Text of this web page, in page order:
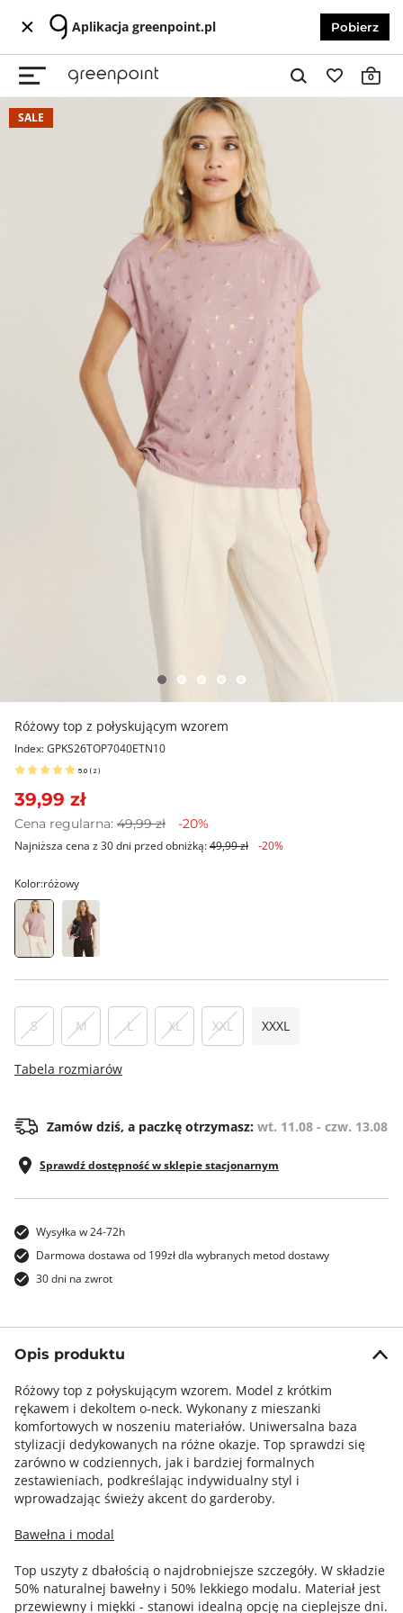
Aplikacja greenpoint.pl Pobierz
0
SALE
Różowy top z połyskującym wzorem
Index: GPKS26TOP7040ETN10
5.0 ( 2 )
39,99 zł
Cena regularna: 49,99 zł -20%
Najniższa cena z 30 dni przed obniżką:49,99 zł -20%
Kolor:różowy
S M .L XL XXL XXXL
Tabela rozmiarów
Zamów dziś, a paczkę otrzymasz: wt. 11.08 - czw. 13.08
Sprawdź dostępność w sklepie stacjonarnym
Wysyłka w 24-72h
Darmowa dostawa od 199zł dla wybranych metod dostawy
30 dni na zwrot
Opis produktu
Różowy top z połyskującym wzorem. Model z krótkim
rękawem i dekoltem o-neck. Wykonany z mieszanki
komfortowych w noszeniu materiałów. Uniwersalna baza
stylizacji dedykowanych na różne okazje. Top sprawdzi się
zarówno w codziennych, jak i bardziej formalnych
zestawieniach, podkreślając indywidualny styl i
wprowadzając świeży akcent do garderoby.
Bawełna i modal
Top uszyty z dbałością o najdrobniejsze szczegóły. W składzie
50% naturalnej bawełny i 50% lekkiego modalu. Materiał jest
przewiewny i miękki - stanowi idealną opcję na cieplejsze dni.